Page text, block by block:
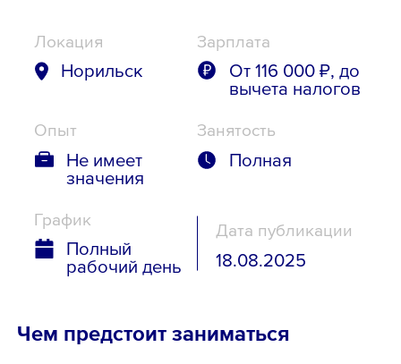
Локация
Норильск
Зарплата
От 116 000 ₽, до
вычета налогов
Опыт
Не имеет
значения
Занятость
Полная
График
Полный
рабочий день
Дата публикации
18.08.2025
Чем предстоит заниматься